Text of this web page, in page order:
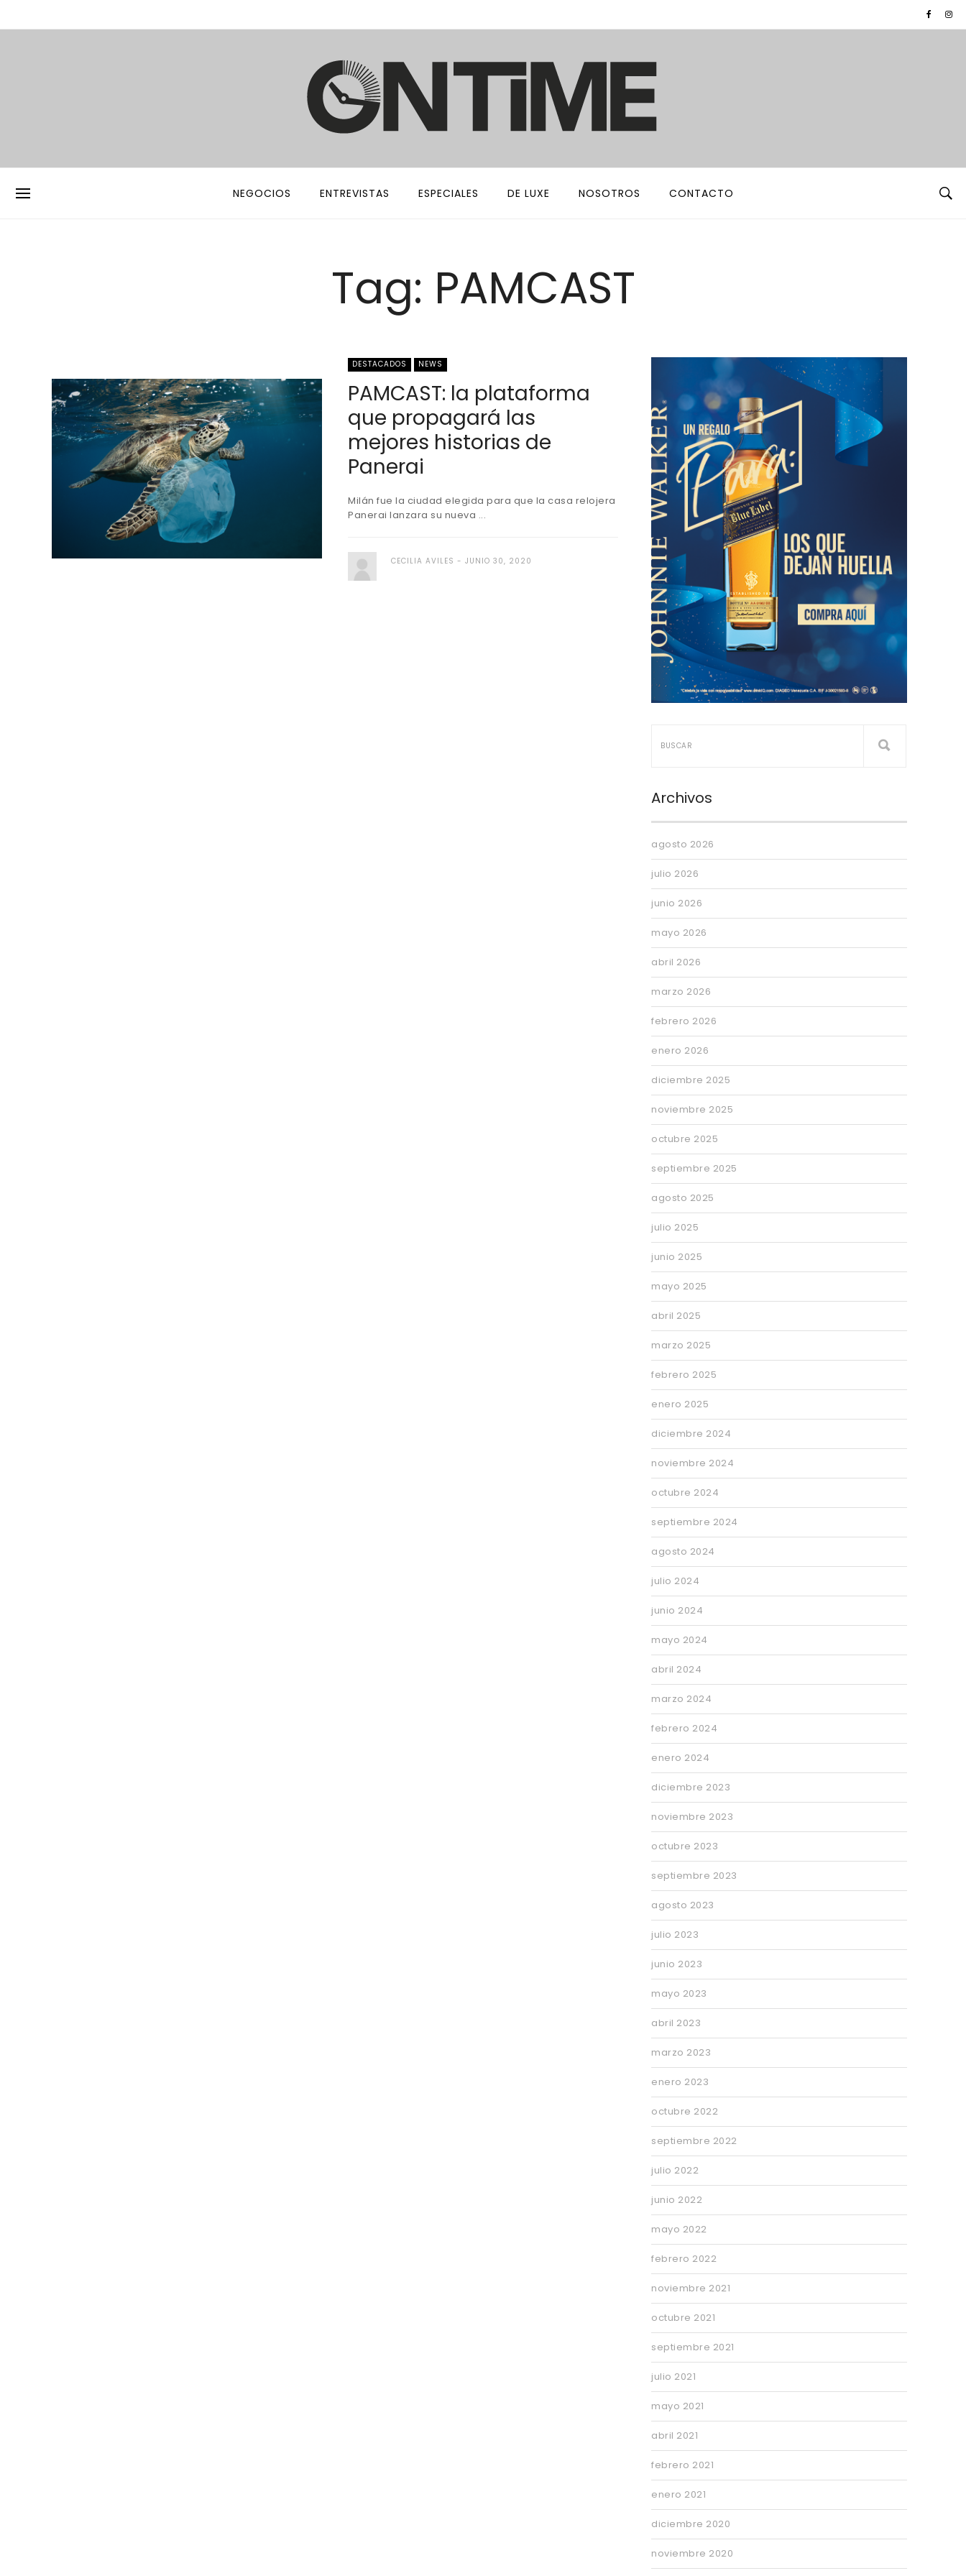
NEGOCIOS ENTREVISTAS ESPECIALES DE LUXE NOSOTROS CONTACTO
Tag: PAMCAST
DESTACADOS NEWS
PAMCAST: la plataforma
que propagará las
mejores historias de
Panerai
Milán fue la ciudad elegida para que la casa relojera
Panerai lanzara su nueva ...
CECILIA AVILES JUNIO 30, 2020
Archivos
agosto 2026
julio 2026
junio 2026
mayo 2026
abril 2026
marzo 2026
febrero 2026
enero 2026
diciembre 2025
noviembre 2025
octubre 2025
septiembre 2025
agosto 2025
julio 2025
junio 2025
mayo 2025
abril 2025
marzo 2025
febrero 2025
enero 2025
diciembre 2024
noviembre 2024
octubre 2024
septiembre 2024
agosto 2024
julio 2024
junio 2024
mayo 2024
abril 2024
marzo 2024
febrero 2024
enero 2024
diciembre 2023
noviembre 2023
octubre 2023
septiembre 2023
agosto 2023
julio 2023
junio 2023
mayo 2023
abril 2023
marzo 2023
enero 2023
octubre 2022
septiembre 2022
julio 2022
junio 2022
mayo 2022
febrero 2022
noviembre 2021
octubre 2021
septiembre 2021
julio 2021
mayo 2021
abril 2021
febrero 2021
enero 2021
diciembre 2020
noviembre 2020